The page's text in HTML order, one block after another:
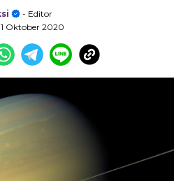
- Editor
Oktober 2020